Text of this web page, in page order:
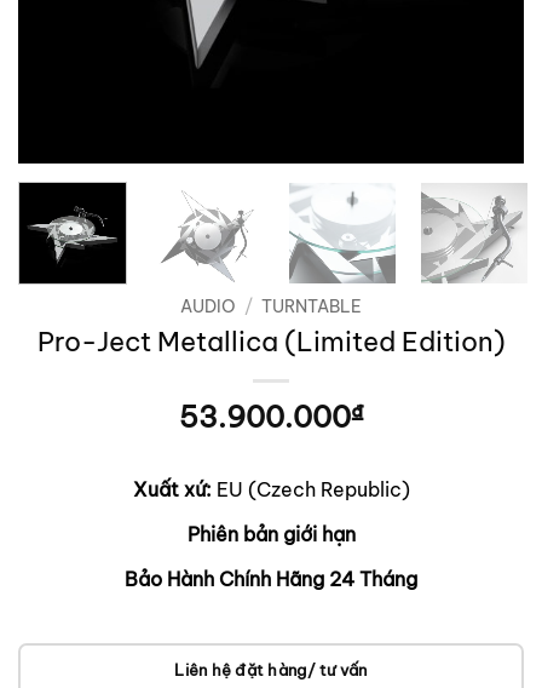
AUDIO / TURNTABLE
Pro-Ject Metallica (Limited Edition)
53.900.000₫
Xuất xứ: EU (Czech Republic)
Phiên bản giới hạn
Bảo Hành Chính Hãng 24 Tháng
Liên hệ đặt hàng/ tư vấn